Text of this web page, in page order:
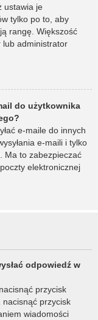
ustawia je
tylko po to, aby
rangę. Większość
lub administrator
do użytkownika
e-maile do innych
e-maili i tylko
Ma to zabezpieczać
elektronicznej
odpowiedź w
przycisk
nacisnąć przycisk
wiadomości